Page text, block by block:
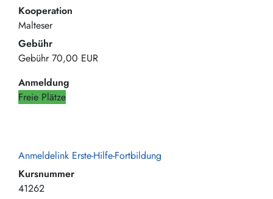
Kooperation
Malteser
Gebühr
Gebühr 70,00 EUR
Anmeldung
Freie Plätze
Anmeldelink Erste-Hilfe-Fortbildung
Kursnummer
41262